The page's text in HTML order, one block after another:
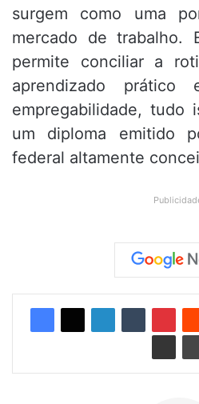
surgem como uma
mercado de trabalho.
permite conciliar a
aprendizado
empregabilidade, tudo
um diploma emitido
federal altamente